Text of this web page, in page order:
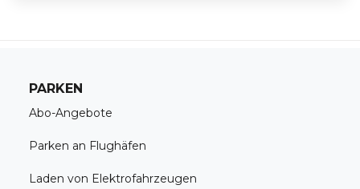
PARKEN
Abo-Angebote
Parken an Flughäfen
Laden von Elektrofahrzeugen